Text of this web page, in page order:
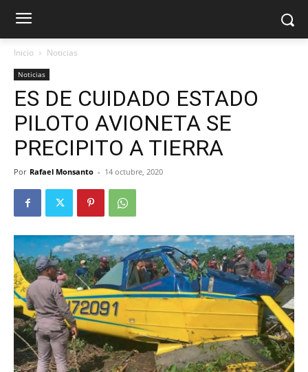
Inicio Noticias
Noticias
ES DE CUIDADO ESTADO
PILOTO AVIONETA SE
PRECIPITO A TIERRA
Por Rafael Monsanto - 14 octubre, 2020